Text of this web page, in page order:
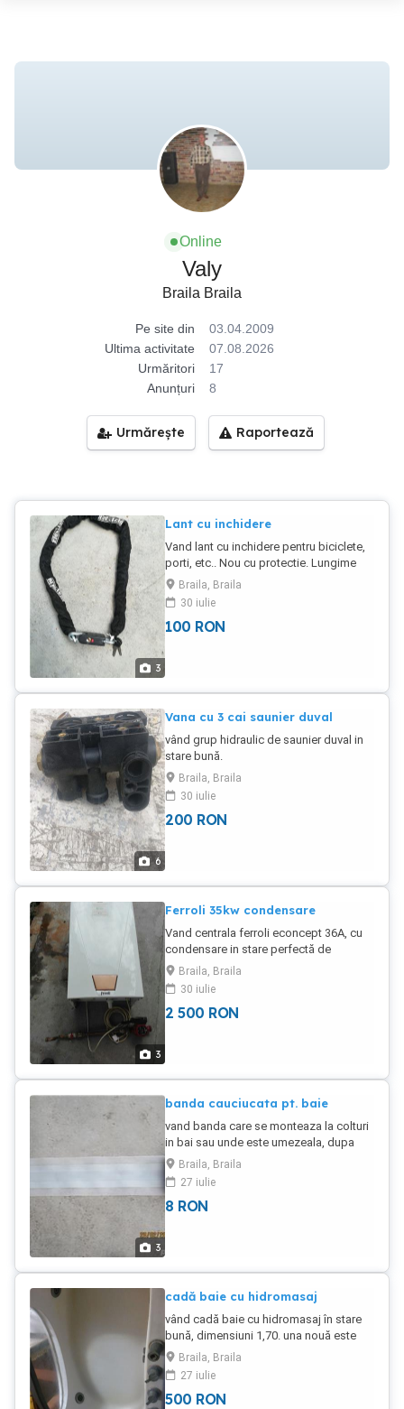
Online
Valy
Braila Braila
Pe site din
03.04.2009
Ultima activitate
07.08.2026
Urmăritori
17
Anunțuri
8
Urmărește Raportează
3
Lant cu inchidere
Vand lant cu inchidere pentru biciclete,
porti, etc.. Nou cu protectie. Lungime
1.20m.Braila, Braila
30 iulie
100 RON
6
Vana cu 3 cai saunier duval
vând grup hidraulic de saunier duval in
stare bună.
Braila, Braila
30 iulie
200 RON
3
Ferroli 35kw condensare
Vand centrala ferroli econcept 36A, cu
condensare in stare perfectă de
funcționare.
Braila, Braila
30 iulie
2 500 RON
3
banda cauciucata pt. baie
vand banda care se monteaza la colturi
in bai sau unde este umezeala, dupa
care se monteaza gresia.pret pe m/l
Braila, Braila
27 iulie
8 RON
cadă baie cu hidromasaj
vând cadă baie cu hidromasaj în stare
bună, dimensiuni 1,70. una nouă este
1700 lei.
Braila, Braila
27 iulie
500 RON